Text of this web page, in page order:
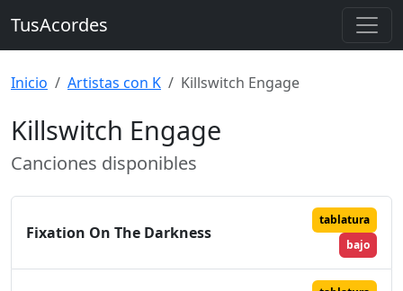
TusAcordes
Inicio Artistas con K Killswitch Engage
Killswitch Engage
Canciones disponibles
Fixation On The Darkness
tablatura
bajo